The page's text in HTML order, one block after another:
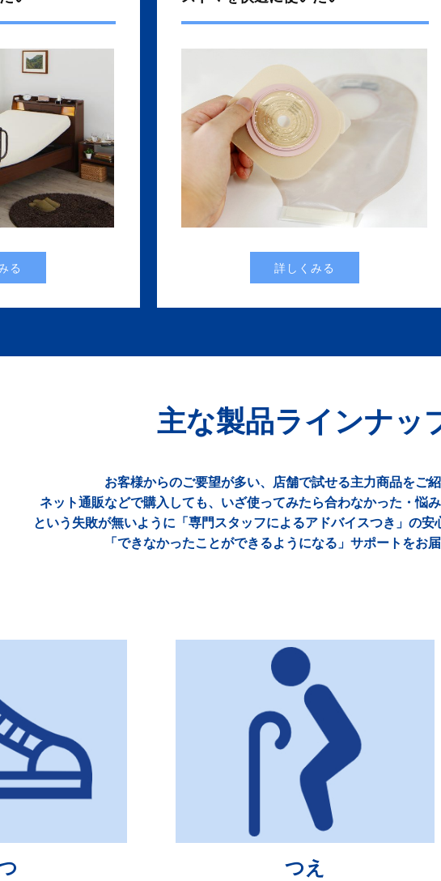
る 詳しくみる
主な製品ラインナッ
お客様からのご要望が多い、店舗で試せる主力商品をご紹
ネット通販などで購入しても、いざ使ってみたら合わなかった・悩み
という失敗が無いように「専門スタッフによるアドバイスつき」の安
「できなかったことができるようになる」サポートをお届
つえ